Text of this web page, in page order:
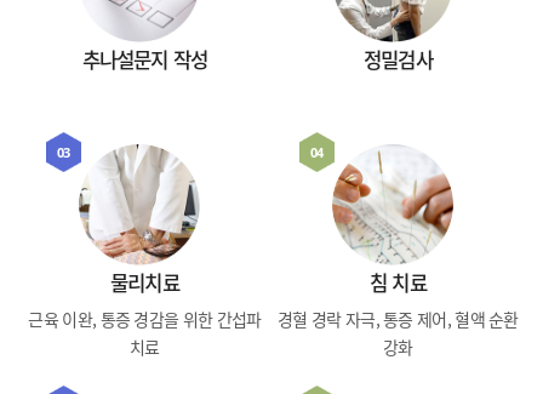
추나설문지 작성 정밀검사
03
물리치료
근육 이완, 통증 경감을 위한 간섭파
치료
04
침 치료
경혈 경락 자극, 통증 제어, 혈액 순환
강화